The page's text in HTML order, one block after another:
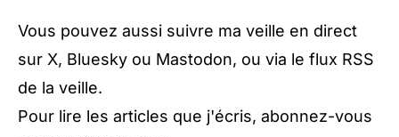
Vous pouvez aussi suivre ma veille en direct
sur X, Bluesky ou Mastodon, ou via le flux RSS
de la veille.
Pour lire les articles que j'écris, abonnez-vous